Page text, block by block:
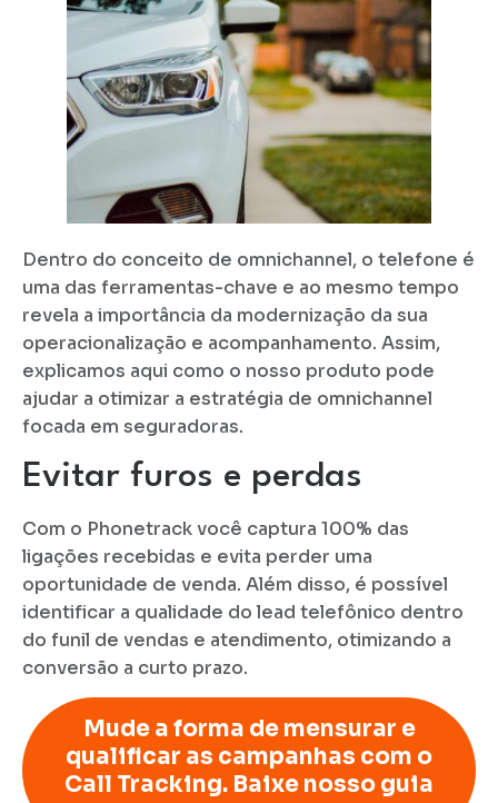
Dentro do conceito de omnichannel, o telefone é
uma das ferramentas-chave e ao mesmo tempo
revela a importância da modernização da sua
operacionalização e acompanhamento. Assim,
explicamos aqui como o nosso produto pode
ajudar a otimizar a estratégia de omnichannel
focada em seguradoras.
Evitar furos e perdas
Com o Phonetrack você captura 100% das
ligações recebidas e evita perder uma
oportunidade de venda. Além disso, é possível
identificar a qualidade do lead telefônico dentro
do funil de vendas e atendimento, otimizando a
conversão a curto prazo.
Mude a forma de mensurar e
qualificar as campanhas com o
Call Tracking. Baixe nosso guia